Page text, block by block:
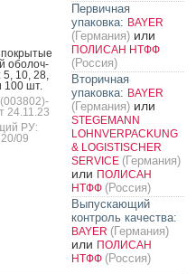
пок­ры­тые
обо­лоч­
5, 10, 28,
100 шт.
24.11.23
РУ:
09
Первичная
упаковка: BAYER
(Германия) или
ПОЛИСАН НТФФ
(Россия)
Вторичная
упаковка: BAYER
(Германия) или
STEGEMANN
LOHNVERPACKUNG
& LOGISTISCHER
SERVICE (Германия)
или ПОЛИСАН
НТФФ (Россия)
Выпускающий
контроль качества:
BAYER (Германия)
или ПОЛИСАН
НТФФ (Россия)